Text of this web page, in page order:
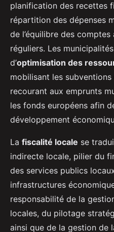
planification des recettes
répartition des dépenses
de l’équilibre des
réguliers. Les
d’optimisation des
mobilisant les
recourant aux emprunts
les fonds européens afin
développement
La fiscalité locale se
indirecte locale, pilier du
des services publics
infrastructures
responsabilité de la
locales, du pilotage
ainsi que de la gestion de